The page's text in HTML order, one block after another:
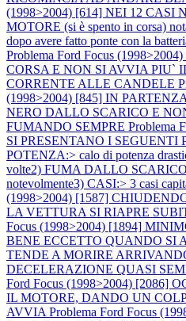
(1998>2004) [614] NEI 12 CASI
MOTORE (si è spento in corsa)
dopo avere fatto ponte con la
Problema Ford Focus
CORSA E NON SI AVVIA PIU`
CORRENTE ALLE CANDELE
(1998>2004) [845] IN
NERO DALLO SCARICO E
FUMANDO SEMPRE Problema
SI PRESENTANO I
POTENZA:> calo di potenza
volte2) FUMA DALLO
notevolmente3) CASI:> 3 casi
(1998>2004) [1587]
LA VETTURA SI RIAPRE
Focus (1998>2004) [1894]
BENE ECCETTO QUANDO SI
TENDE A MORIRE
DECELERAZIONE QUASI
Ford Focus (1998>2004) [2086]
IL MOTORE, DANDO UN
AVVIA Problema Ford Focus